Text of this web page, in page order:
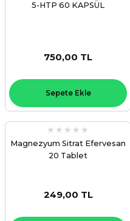
5-HTP 60 KAPSÜL
750,00 TL
Sepete Ekle
Magnezyum Sitrat Efervesan
20 Tablet
249,00 TL